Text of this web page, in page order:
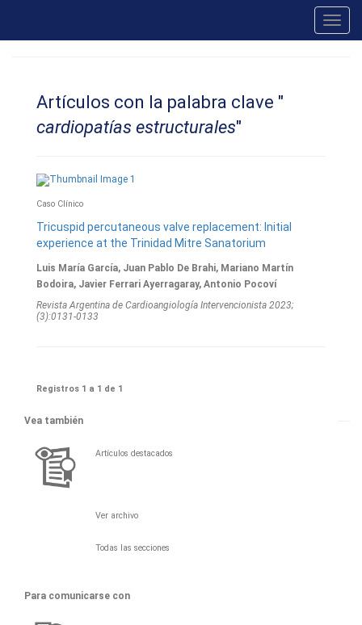
Artículos con la palabra clave "
cardiopatías estructurales"
Caso Clínico
Tricuspid percutaneous valve replacement: Initial
experience at the Trinidad Mitre Sanatorium
Luis María García, Juan Pablo De Brahi, Mariano Martín
Bodoira, Javier Ferrari Ayerragaray, Antonio Pocoví
Revista Argentina de Cardioangiologí­a Intervencionista 2023;
(3):0131-0133
Registros 1 a 1 de 1
Vea también
Artículos destacados
Ver archivo
Todas las secciones
Para comunicarse con